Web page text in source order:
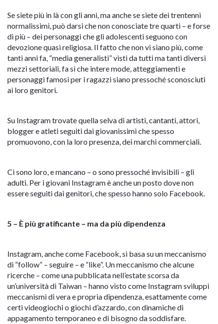
Se siete più in là con gli anni, ma anche se siete dei trentenni
normalissimi, può darsi che non conosciate tre quarti – e forse
di più – dei personaggi che gli adolescenti seguono con
devozione quasi religiosa. Il fatto che non vi siano più, come
tanti anni fa, “media generalisti” visti da tutti ma tanti diversi
mezzi settoriali, fa sì che intere mode, atteggiamenti e
personaggi famosi per i ragazzi siano pressoché sconosciuti
ai loro genitori.
Su Instagram trovate quella selva di artisti, cantanti, attori,
blogger e atleti seguiti dai giovanissimi che spesso
promuovono, con la loro presenza, dei marchi commerciali.
Ci sono loro, e mancano – o sono pressoché invisibili – gli
adulti. Per i giovani Instagram è anche un posto dove non
essere seguiti dai genitori, che spesso hanno solo Facebook.
5 – È più gratificante – ma da più dipendenza
Instagram, anche come Facebook, si basa su un meccanismo
di “follow” – seguire – e “like”. Un meccanismo che alcune
ricerche – come una pubblicata nell’estate scorsa da
un’università di Taiwan – hanno visto come Instagram sviluppi
meccanismi di vera e propria dipendenza, esattamente come
certi videogiochi o giochi d’azzardo, con dinamiche di
appagamento temporaneo e di bisogno da soddisfare.